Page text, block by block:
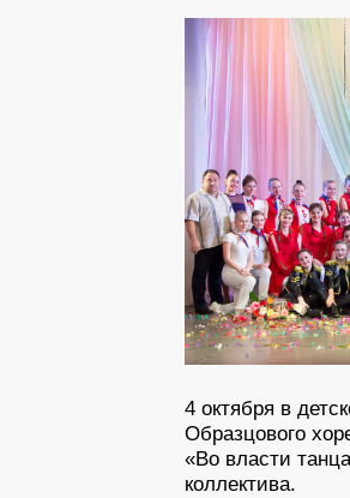
4 октября в
Образцового
«Во власти
коллектива.